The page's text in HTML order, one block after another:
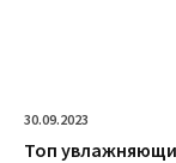
30.09.2023
Топ